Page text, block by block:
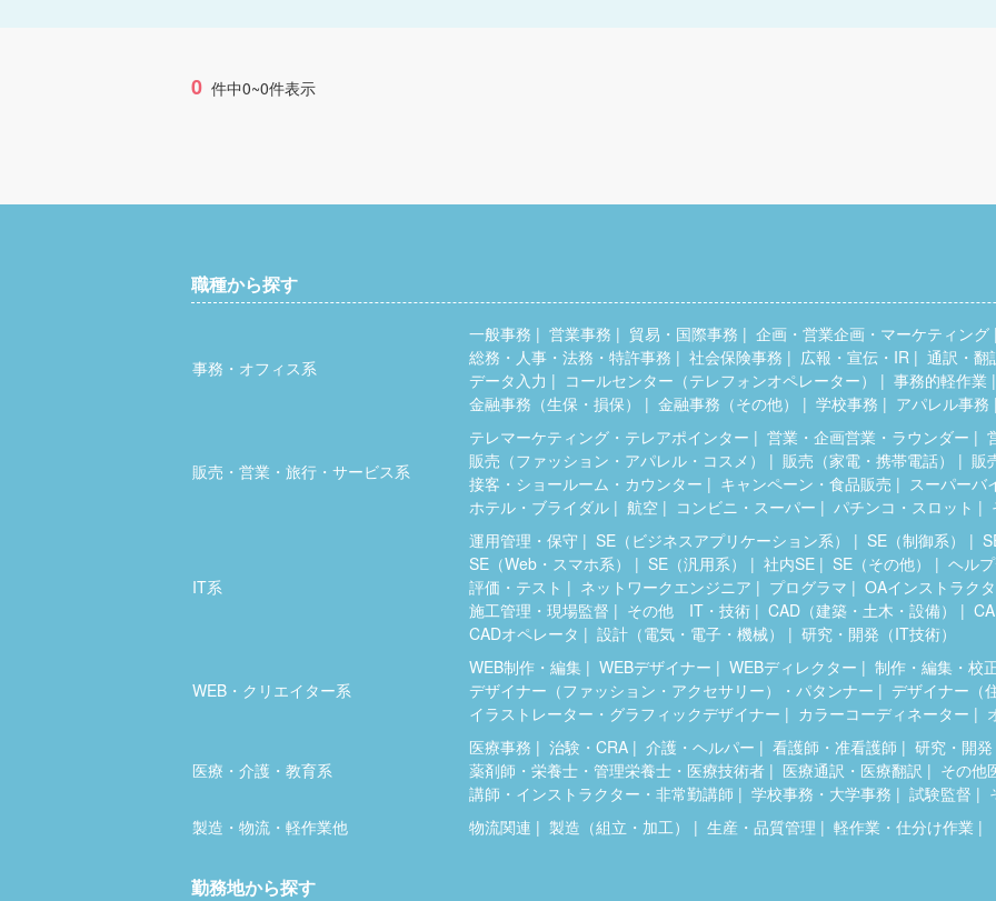
0 件中0~0件表示
職種から探す
事務・オフィス系
一般事務 営業事務 貿易・国際事務
企画・営業企画・マーケティング
総務・人事・法務・特許事務
社会保険事務 広報・宣伝・IR
通訳・翻
データ入力
コールセンター（テレフォンオペレーター）
事務的軽作業
金融事務（生保・損保）
金融事務（その他） 学校事務 アパレル事務
販売・営業・旅行・サービス系
テレマーケティング・テレアポインター 営業・企画営業・ラウンダー
販売（ファッション・アパレル・コスメ）
販売（家電・携帯電話）
販
接客・ショールーム・カウンター
キャンペーン・食品販売
スーパーバ
ホテル・ブライダル
航空 コンビニ・スーパー パチンコ・スロット
IT系
運用管理・保守 SE（ビジネスアプリケーション系） SE（制御系）
SE（Web・スマホ系）
SE（汎用系） 社内SE SE（その他）
ヘル
評価・テスト
ネットワークエンジニア プログラマ
OAインストラク
施工管理・現場監督
その他 IT・技術 CAD（建築・土木・設備）
CADオペレータ
設計（電気・電子・機械） 研究・開発（IT技術）
WEB・クリエイター系
WEB制作・編集 WEBデザイナー WEBディレクター
制作・編集・校
デザイナー（ファッション・アクセサリー）・パタンナー
デザイナー（
イラストレーター・グラフィックデザイナー
カラーコーディネーター
医療・介護・教育系
医療事務 治験・CRA 介護・ヘルパー 看護師・准看護師
研究・開
薬剤師・栄養士・管理栄養士・医療技術者
医療通訳・医療翻訳
その他
講師・インストラクター・非常勤講師
学校事務・大学事務 試験監督
製造・物流・軽作業他
物流関連 製造（組立・加工） 生産・品質管理 軽作業・仕分け作業
勤務地から探す